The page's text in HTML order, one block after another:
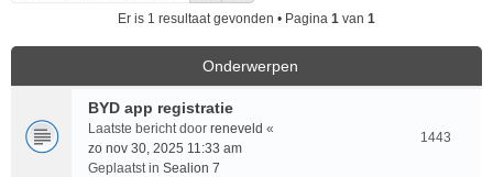
Er is 1 resultaat gevonden • Pagina 1 van 1
Onderwerpen
BYD app registratie
Laatste bericht door reneveld «
zo nov 30, 2025 11:33 am
Geplaatst in Sealion 7
1443